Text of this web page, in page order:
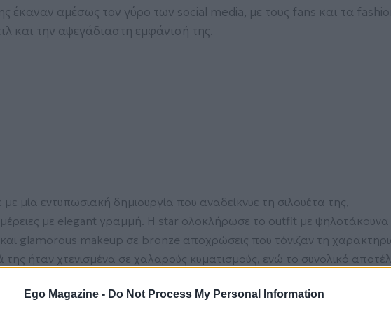
Ego Magazine - Do Not Process My Personal Information
έκαναν αμέσως τον γύρο των social media, με τους fans και τα
και την αψεγάδιαστη εμφάνισή της.
μία εντυπωσιακή δημιουργία που αναδείκνυε τη σιλουέτα της,
με elegant γραμμή. Η star ολοκλήρωσε το outfit με ψηλοτάκουνα
glamorous makeup σε bronze αποχρώσεις που τόνιζαν τη
της ήταν χτενισμένα σε χαλαρούς κυματισμούς, ενώ το συνολικό
επρόκειτο για βραδινή έξοδο στην πόλη.